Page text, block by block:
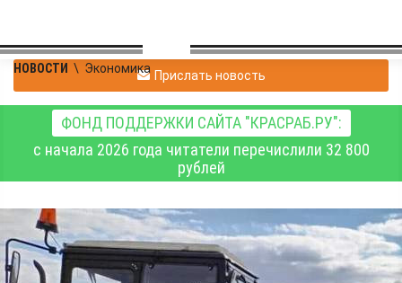
НОВОСТИ \ Экономика Прислать новость
ФОНД ПОДДЕРЖКИ САЙТА "КРАСРАБ.РУ":
с начала 2026 года читатели перечислили 32 800
рублей
В управлении ФСИН
России по Республике